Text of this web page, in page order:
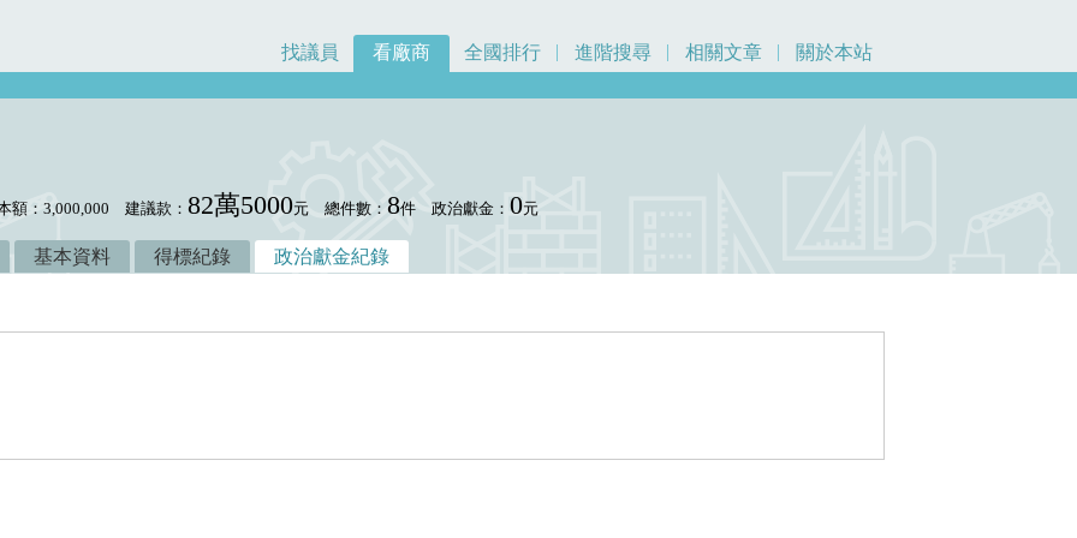
找議員 看廠商 全國排行 進階搜尋 相關文章 關於本站
額：3,000,000 建議款：82萬5000元 總件數：8件 政治獻金：0元
基本資料 得標紀錄 政治獻金紀錄